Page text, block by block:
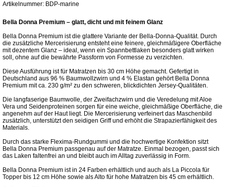
Artikelnummer: BDP-marine
Bella Donna Premium – glatt, dicht und mit feinem Glanz
Bella Donna Premium ist die glattere Variante der Bella-Donna-Qualität. Durch
die zusätzliche Mercerisierung entsteht eine feinere, gleichmäßigere Oberfläche
mit dezentem Glanz – ideal, wenn ein Spannbettlaken besonders glatt wirken
soll, ohne auf die bewährte Passform von Formesse zu verzichten.
Diese Ausführung ist für Matratzen bis 30 cm Höhe gemacht. Gefertigt in
Deutschland aus 96 % Baumwollzwirn und 4 % Elastan gehört Bella Donna
Premium mit ca. 230 g/m² zu den schweren, blickdichten Jersey-Qualitäten.
Die langfaserige Baumwolle, der Zweifachzwirn und die Veredelung mit Aloe
Vera und Seidenproteinen sorgen für eine weiche, gleichmäßige Oberfläche, die
angenehm auf der Haut liegt. Die Mercerisierung verfeinert das Maschenbild
zusätzlich, unterstützt den seidigen Griff und erhöht die Strapazierfähigkeit des
Materials.
Durch das starke Flexima-Rundgummi und die hochwertige Konfektion sitzt
Bella Donna Premium passgenau auf der Matratze. Einmal bezogen, passt sich
das Laken faltenfrei an und bleibt auch im Alltag zuverlässig in Form.
Bella Donna Premium ist in 24 Farben erhältlich und auch als La Piccola für
Topper bis 12 cm Höhe sowie als Alto für hohe Matratzen bis 45 cm erhältlich.